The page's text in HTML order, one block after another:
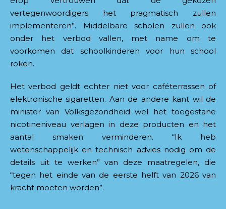
vertegenwoordigers het pragmatisch zullen
implementeren”. Middelbare scholen zullen ook
onder het verbod vallen, met name om te
voorkomen dat schoolkinderen voor hun school
roken.
Het verbod geldt echter niet voor caféterrassen of
elektronische sigaretten. Aan de andere kant wil de
minister van Volksgezondheid wel het toegestane
nicotineniveau verlagen in deze producten en het
aantal smaken verminderen. “Ik heb
wetenschappelijk en technisch advies nodig om de
details uit te werken” van deze maatregelen, die
“tegen het einde van de eerste helft van 2026 van
kracht moeten worden”.